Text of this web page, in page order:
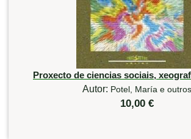
Proxecto de ciencias sociais,
Autor: Potel, María e outros
10,00 €